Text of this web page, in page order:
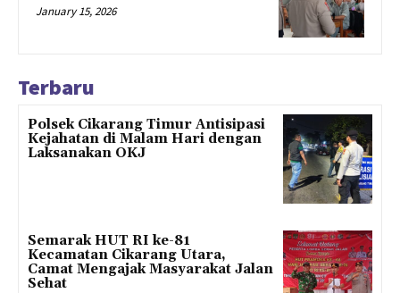
January 15, 2026
Terbaru
Polsek Cikarang Timur Antisipasi
Kejahatan di Malam Hari dengan
Laksanakan OKJ
Semarak HUT RI ke-81
Kecamatan Cikarang Utara,
Camat Mengajak Masyarakat Jalan
Sehat